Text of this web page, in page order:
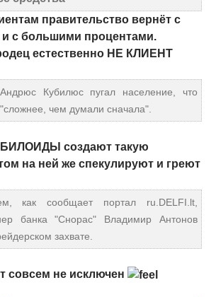
правительство вернёт с
с большими процентами.
естественно НЕ КЛИЕНТ
Кубилюс пугал население, что
чем думали сначала".
создают такую
на ней же спекулируют и греют
как сообщает портал ru.DELFI.lt,
банка "Снорас" Владимир Антонов
захвате.
совсем не исключен